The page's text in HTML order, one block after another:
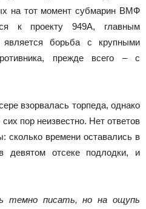
на тот момент субмарин ВМФ
к проекту 949А, главным
является борьба с крупными
прежде всего – с
взорвалась торпеда, однако
пор неизвестно. Нет ответов
сколько времени оставались в
девятом отсеке подлодки, и
темно писать, но на ощупь